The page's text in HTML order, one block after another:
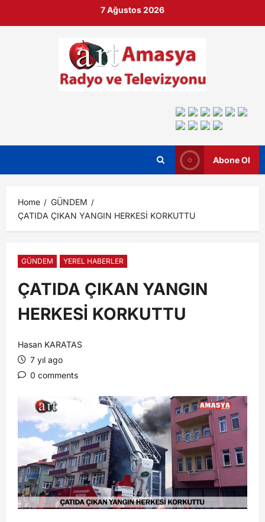
7 Ağustos 2026
Abone Ol
Home
GÜNDEM
ÇATIDA ÇIKAN YANGIN HERKESİ KORKUTTU
GÜNDEM YEREL HABERLER
ÇATIDA ÇIKAN YANGIN
HERKESİ KORKUTTU
Hasan KARATAS
7 yıl ago
0 comments